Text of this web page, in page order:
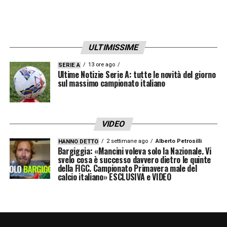
LA PLAYLIST DELLE NOSTRE TOP NEWS
ULTIMISSIME
SERIE A 13 ore ago
Ultime Notizie Serie A: tutte le novità del giorno
sul massimo campionato italiano
VIDEO
HANNO DETTO 2 settimane ago Alberto Petrosilli
Bargiggia: «Mancini voleva solo la Nazionale. Vi
svelo cosa è successo davvero dietro le quinte
della FIGC. Campionato Primavera male del
calcio italiano» ESCLUSIVA e VIDEO